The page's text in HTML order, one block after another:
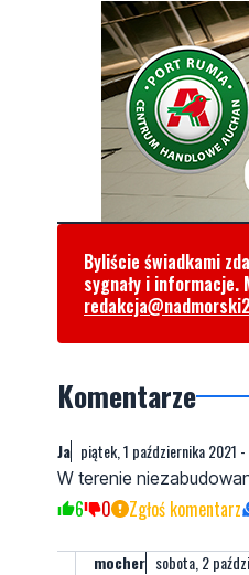
Byliście świadkami
sygnały i informacje.
Komentarze
Ja piątek, 1 października 2021
W terenie
6 0 Zgłoś komentarz
mocher sobota, 2